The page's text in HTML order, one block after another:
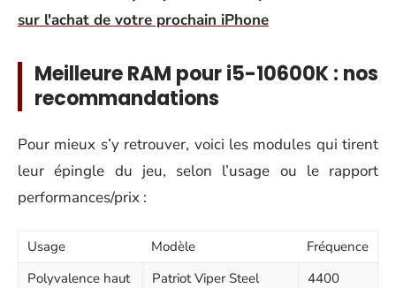
sur l'achat de votre prochain iPhone
Meilleure RAM pour i5-10600K : nos
recommandations
Pour mieux s’y retrouver, voici les modules qui tirent
leur épingle du jeu, selon l’usage ou le rapport
performances/prix :
Usage Modèle
Fréquence
Polyvalence haut
Patriot Viper Steel
4400